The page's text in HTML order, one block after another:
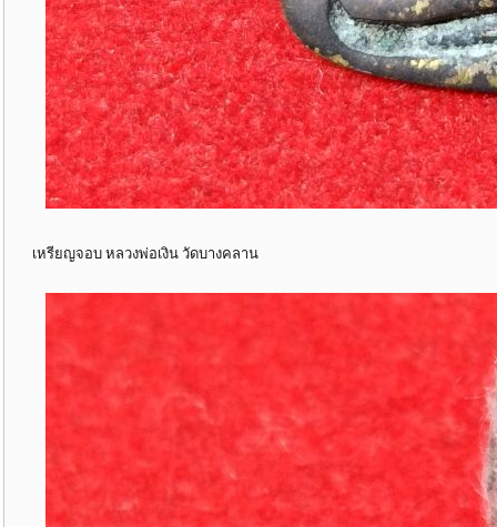
เหรียญจอบ หลวงพ่อเงิน วัดบางคลาน